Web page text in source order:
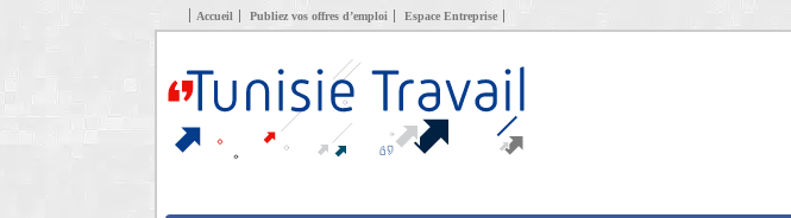
Accueil Publiez vos offres d’emploi Espace Entreprise